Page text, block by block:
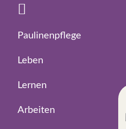
Paulinenpflege
Leben
Lernen
Arbeiten